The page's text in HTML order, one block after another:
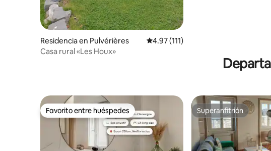
Residencia en Pulvérières Calificación promedio: 4.97 de 5; 111
4.97 (111)
Casa rural «Les Houx»
Favorito entre huéspedes
Favorito entre huéspedes Superanfitrión
Superanfitrión